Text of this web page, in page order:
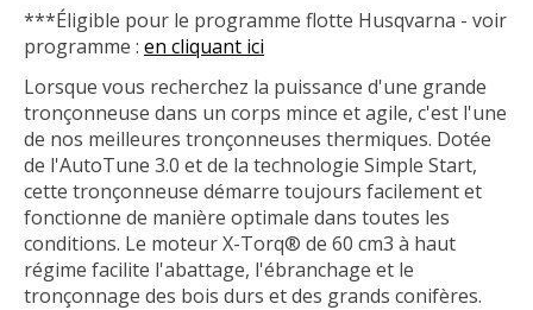
***Éligible pour le programme flotte Husqvarna - voir
programme : en cliquant ici
Lorsque vous recherchez la puissance d'une grande
tronçonneuse dans un corps mince et agile, c'est l'une
de nos meilleures tronçonneuses thermiques. Dotée
de l'AutoTune 3.0 et de la technologie Simple Start,
cette tronçonneuse démarre toujours facilement et
fonctionne de manière optimale dans toutes les
conditions. Le moteur X-Torq® de 60 cm3 à haut
régime facilite l'abattage, l'ébranchage et le
tronçonnage des bois durs et des grands conifères.